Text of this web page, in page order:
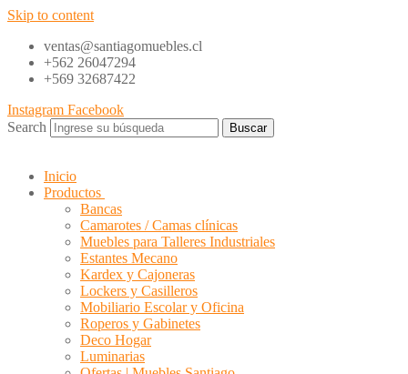
Skip to content
ventas@santiagomuebles.cl
+562 26047294
+569 32687422
Instagram Facebook
Search
Buscar
Inicio
Productos
Bancas
Camarotes / Camas clínicas
Muebles para Talleres Industriales
Estantes Mecano
Kardex y Cajoneras
Lockers y Casilleros
Mobiliario Escolar y Oficina
Roperos y Gabinetes
Deco Hogar
Luminarias